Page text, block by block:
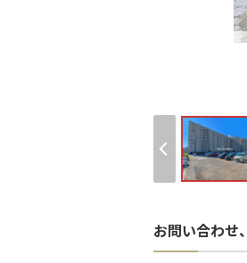
お問い合わせ